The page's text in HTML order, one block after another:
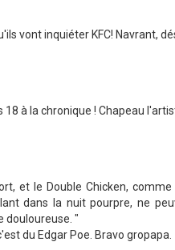
vont inquiéter KFC! Navrant,
à la chronique ! Chapeau
et le Double Chicken,
dans la nuit pourpre, ne
douloureuse. "
du Edgar Poe. Bravo gropapa.